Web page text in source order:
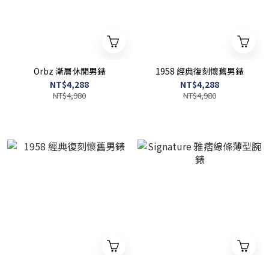
Orbz 漸層休閒男錶
NT$4,288
NT$4,980
1958 經典復刻懷舊男錶
NT$4,288
NT$4,980